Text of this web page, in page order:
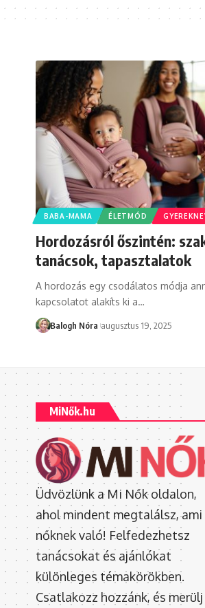
BABA-MAMA ÉLETMÓD
Hordozásról őszintén:
tanácsok, tapasztalatok
A hordozás egy csodálatos módja
kapcsolatot alakíts ki a…
Balogh Nóra augusztus 19, 2025
MiNők.hu
Üdvözlünk a Mi Nők oldalon,
ahol mindent megtalálsz, ami
nőknek való! Felfedezhetsz
tanácsokat és ajánlókat
különleges témakörökben.
Csatlakozz hozzánk, és